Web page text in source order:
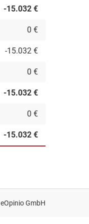
-15.032 €
0 €
-15.032 €
0 €
-15.032 €
0 €
-15.032 €
eOpinio GmbH